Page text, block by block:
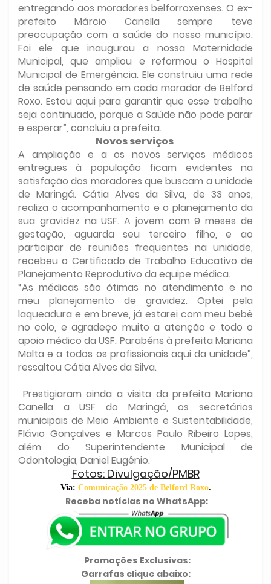
entregando aos moradores belforroxenses. O ex-
prefeito Márcio Canella sempre teve
preocupação com a saúde do nosso município.
Foi ele que inaugurou a nossa Maternidade
Municipal, que ampliou e reformou o Hospital
Municipal de Emergência. Ele construiu uma rede
de saúde pensando em cada morador de Belford
Roxo. Estou aqui para garantir que esse trabalho
seja continuado, porque a Saúde não pode parar
e esperar”, concluiu a prefeita.
Novos serviços
A ampliação e a os novos serviços médicos
entregues à população ficam evidentes na
satisfação dos moradores que buscam a unidade
de Maringá. Cátia Alves da Silva, de 33 anos,
realiza o acompanhamento e o planejamento da
sua gravidez na USF. A jovem com 9 meses de
gestação, aguarda seu terceiro filho, e ao
participar de reuniões frequentes na unidade,
recebeu o Certificado de Trabalho Educativo de
Planejamento Reprodutivo da equipe médica.
“As médicas são ótimas no atendimento e no
meu planejamento de gravidez. Optei pela
laqueadura e em breve, já estarei com meu bebê
no colo, e agradeço muito a atenção e todo o
apoio médico da USF. Parabéns à prefeita Mariana
Malta e a todos os profissionais aqui da unidade”,
ressaltou Cátia Alves da Silva.
Prestigiaram ainda a visita da prefeita Mariana
Canella a USF do Maringá, os secretários
municipais de Meio Ambiente e Sustentabilidade,
Flávio Gonçalves e Marcos Paulo Ribeiro Lopes,
além do Superintendente Municipal de
Odontologia, Daniel Eugênio.
Fotos: Divulgação/PMBR
Via: Comunicação 2025 de Belford Roxo.
Receba notícias no WhatsApp:
Promoções Exclusivas:
Garrafas clique abaixo: